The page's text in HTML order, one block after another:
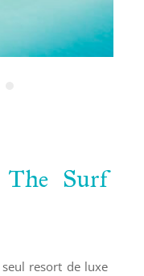
The Surf
resort de luxe